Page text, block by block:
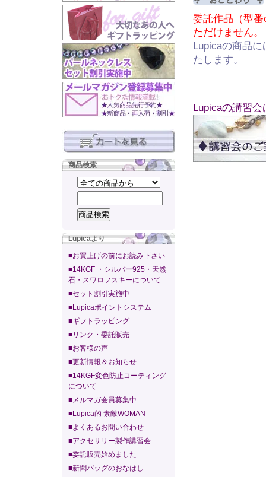
商品検索
Lupicaより
■お買上げの前にお読み下さい
■14KGF ・シルバー925・天然
石・スワロフスキーについて
■セット割引実施中
■Lupicaポイントシステム
■ギフトラッピング
■リンク・委託販売
■お客様の声
■更新情報＆お知らせ
■14KGF変色防止コーティング
について
■メルマガ会員募集中
■Lupica的 素敵WOMAN
■よくあるお問い合わせ
■アクセサリー製作講習会
■委託販売始めました
■新聞バッグのおなはし
委託作品（型
ただけません。
Lupicaの商品
たします。
Lupicaの講習会